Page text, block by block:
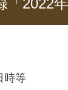
時等